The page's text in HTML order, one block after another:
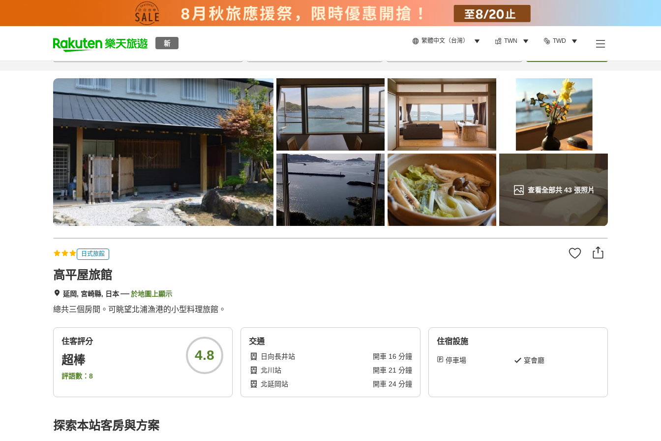
新 繁體中文（台灣） TWN TWD
t
p
a
g
s
r
c
h
查看全部共 43張照片
總覽客房與方案評語設施
日式旅館
高平屋旅館
延岡, 宮崎縣, 日本 於地圖上顯示
總共三個房間。可眺望北浦漁港的小型料理旅館。
住客評分
超棒
評語數： 8
4.8
交通
日向長井站 開車 16 分鐘
北川站
開車 21 分鐘
北延岡站
開車 24分鐘
住宿設施
停車場 宴會廳
探索本站客房與方案